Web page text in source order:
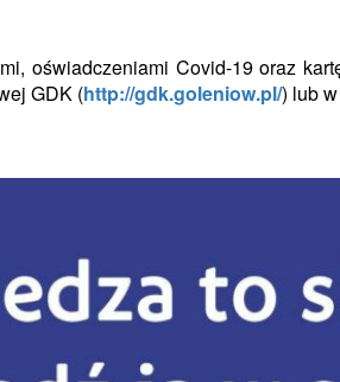
oświadczeniami Covid-19 oraz
GDK (http://gdk.goleniow.pl/) lub